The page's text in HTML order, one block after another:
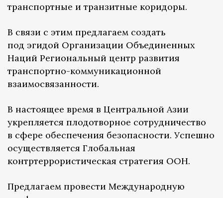
транспортные и транзитные коридоры.
В связи с этим предлагаем создать
под эгидой Организации Объединенных
Наций Региональный центр развития
транспортно-коммуникационной
взаимосвязанности.
В настоящее время в Центральной Азии
укрепляется плодотворное сотрудничество
в сфере обеспечения безопасности. Успешно
осуществляется Глобальная
контртеррористическая стратегия ООН.
Предлагаем провести Международную